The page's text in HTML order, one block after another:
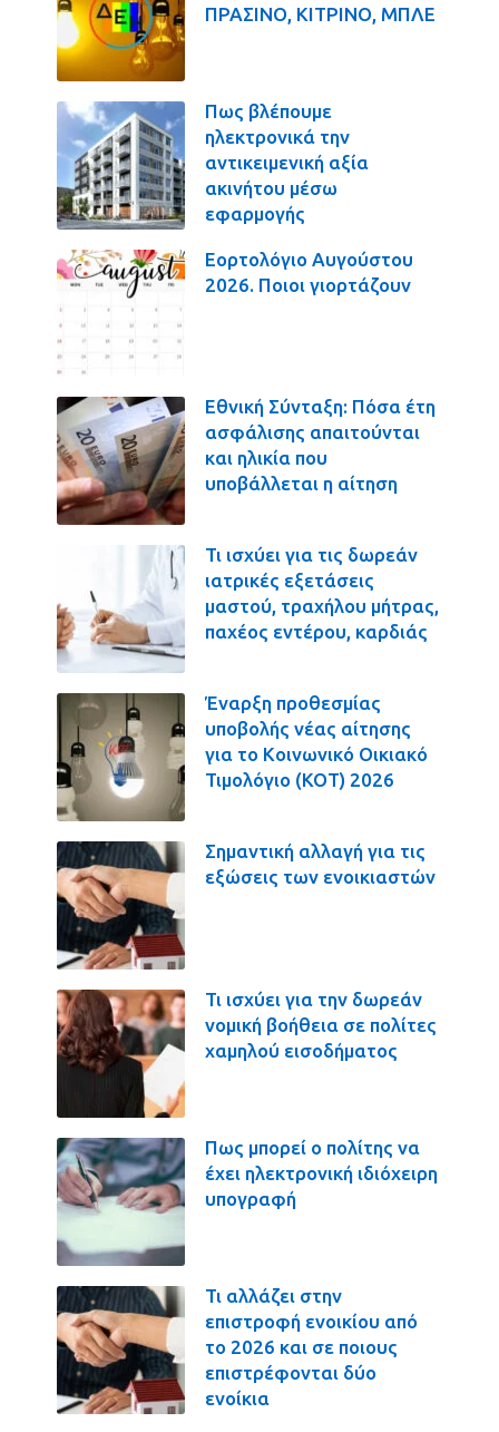
ΠΡΑΣΙΝΟ, ΚΙΤΡΙΝΟ, ΜΠΛΕ
Πως βλέπουμε
ηλεκτρονικά την
αντικειμενική αξία
ακινήτου μέσω
εφαρμογής
Εορτολόγιο Αυγούστου
2026. Ποιοι γιορτάζουν
Εθνική Σύνταξη: Πόσα έτη
ασφάλισης απαιτούνται
και ηλικία που
υποβάλλεται η αίτηση
Τι ισχύει για τις δωρεάν
ιατρικές εξετάσεις
μαστού, τραχήλου μήτρας,
παχέος εντέρου, καρδιάς
Έναρξη προθεσμίας
υποβολής νέας αίτησης
για το Κοινωνικό Οικιακό
Τιμολόγιο (ΚΟΤ) 2026
Σημαντική αλλαγή για τις
εξώσεις των ενοικιαστών
Τι ισχύει για την δωρεάν
νομική βοήθεια σε πολίτες
χαμηλού εισοδήματος
Πως μπορεί ο πολίτης να
έχει ηλεκτρονική ιδιόχειρη
υπογραφή
Τι αλλάζει στην
επιστροφή ενοικίου από
το 2026 και σε ποιους
επιστρέφονται δύο
ενοίκια